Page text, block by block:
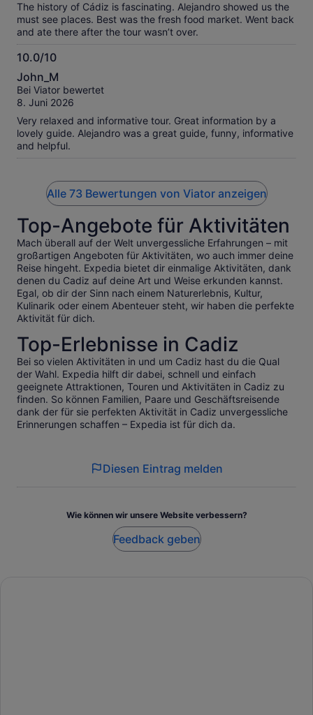
The history of Cádiz is fascinating. Alejandro showed us the
must see places. Best was the fresh food market. Went back
and ate there after the tour wasn’t over.
10.0/10
10.0
von
10
John_M
Bei Viator bewertet
8. Juni 2026
Very relaxed and informative tour. Great information by a
lovely guide. Alejandro was a great guide, funny, informative
and helpful.
Alle 73 Bewertungen von Viator anzeigen
Top-Angebote für Aktivitäten
Mach überall auf der Welt unvergessliche Erfahrungen – mit
großartigen Angeboten für Aktivitäten, wo auch immer deine
Reise hingeht. Expedia bietet dir einmalige Aktivitäten, dank
denen du Cadiz auf deine Art und Weise erkunden kannst.
Egal, ob dir der Sinn nach einem Naturerlebnis, Kultur,
Kulinarik oder einem Abenteuer steht, wir haben die perfekte
Aktivität für dich.
Top-Erlebnisse in Cadiz
Bei so vielen Aktivitäten in und um Cadiz hast du die Qual
der Wahl. Expedia hilft dir dabei, schnell und einfach
geeignete Attraktionen, Touren und Aktivitäten in Cadiz zu
finden. So können Familien, Paare und Geschäftsreisende
dank der für sie perfekten Aktivität in Cadiz unvergessliche
Erinnerungen schaffen – Expedia ist für dich da.
Diesen Eintrag melden
Wie können wir unsere Website verbessern?
Feedback geben